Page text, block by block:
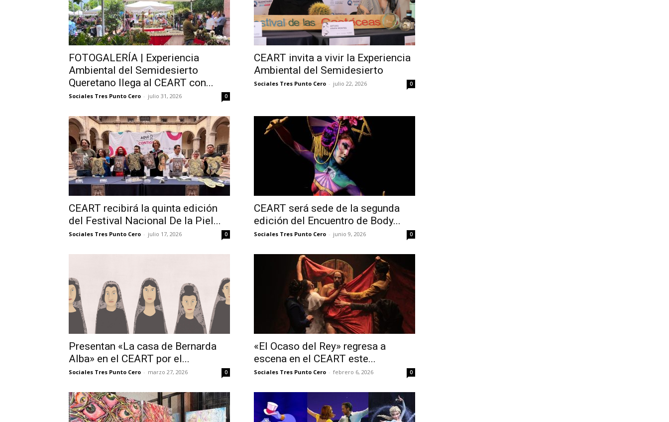
FOTOGALERÍA | Experiencia
Ambiental del Semidesierto
Queretano llega al CEART con...
Sociales Tres Punto Cero - julio 31, 2026 0
CEART invita a vivir la Experiencia
Ambiental del Semidesierto
Sociales Tres Punto Cero - julio 22, 2026 0
CEART recibirá la quinta edición
del Festival Nacional De la Piel...
Sociales Tres Punto Cero - julio 17, 2026 0
CEART será sede de la segunda
edición del Encuentro de Body...
Sociales Tres Punto Cero - junio 9, 2026 0
Presentan «La casa de Bernarda
Alba» en el CEART por el...
Sociales Tres Punto Cero - marzo 27, 2026 0
«El Ocaso del Rey» regresa a
escena en el CEART este...
Sociales Tres Punto Cero - febrero 6, 2026 0